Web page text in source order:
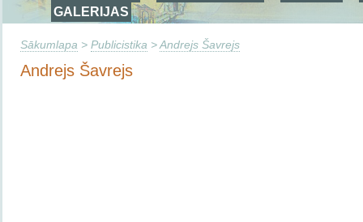
GALERIJAS
Sākumlapa > Publicistika >Andrejs Šavrejs
Andrejs Šavrejs